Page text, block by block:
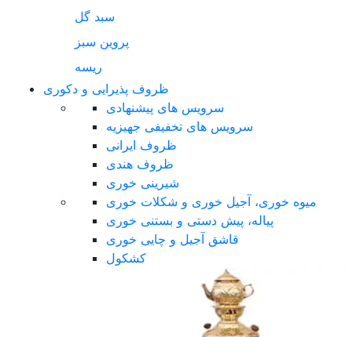
سبد گل
پروین سبز
ریسه
ظروف پذیرایی و دکوری
سرویس های پیشنهادی
سرویس های تخفیفی جهیزیه
ظروف ایرانی
ظروف هندی
شیرینی خوری
میوه خوری، آجیل خوری و شکلات خوری
پیاله، پیش دستی و بستنی خوری
قاشق آجیل و چایی خوری
کشکول